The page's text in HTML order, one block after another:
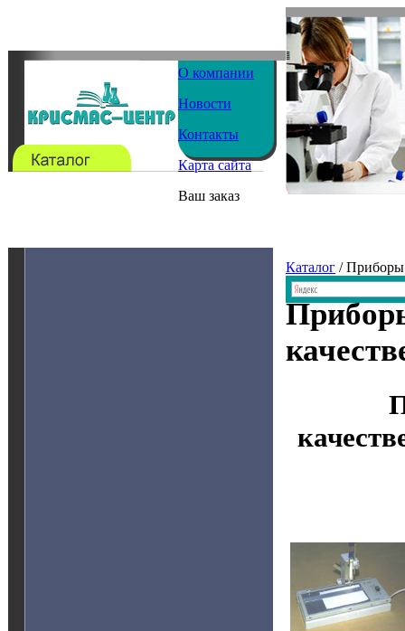
О компании
Новости
Контакты
Карта сайта
Ваш заказ
Каталог / Приборы